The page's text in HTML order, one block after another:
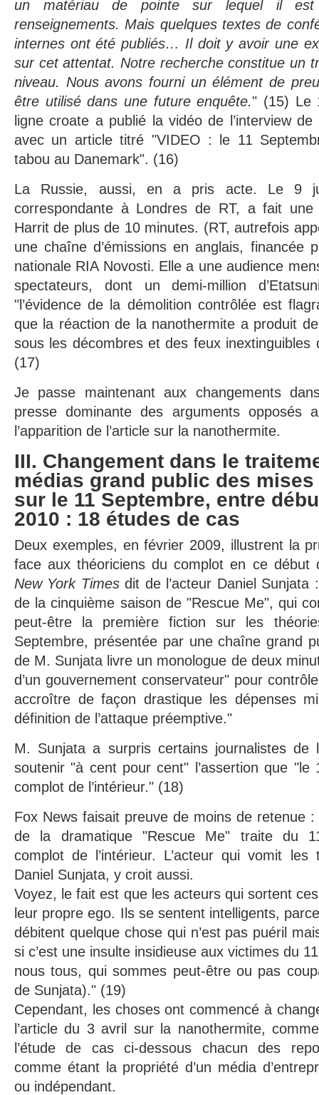
un matériau de pointe sur lequel il est
renseignements. Mais quelques textes de
internes ont été publiés… Il doit y avoir une
sur cet attentat. Notre recherche constitue un
niveau. Nous avons fourni un élément de
être utilisé dans une future enquête." (15) Le
ligne croate a publié la vidéo de l’interview
avec un article titré "VIDEO : le 11
tabou au Danemark". (16)
La Russie, aussi, en a pris acte. Le 9
correspondante à Londres de RT, a fait
Harrit de plus de 10 minutes. (RT, autrefois
une chaîne d’émissions en anglais, financée
nationale RIA Novosti. Elle a une audience
spectateurs, dont un demi-million
"l’évidence de la démolition contrôlée est
que la réaction de la nanothermite a produit
sous les décombres et des feux inextinguibles
(17)
Je passe maintenant aux changements
presse dominante des arguments opposés
l’apparition de l’article sur la nanothermite.
III. Changement dans le
médias grand public des
sur le 11 Septembre, entre
2010 : 18 études de cas
Deux exemples, en février 2009, illustrent la
face aux théoriciens du complot en ce début
New York Timesdit de l’acteur Daniel Sunjata
de la cinquième saison de "Rescue Me", qui
peut-être la première fiction sur les
Septembre, présentée par une chaîne grand
de M. Sunjata livre un monologue de deux
d’un gouvernement conservateur" pour
accroître de façon drastique les dépenses
définition de l’attaque préemptive."
M. Sunjata a surpris certains journalistes de
soutenir "à cent pour cent" l’assertion que "le
complot de l’intérieur." (18)
Fox News faisait preuve de moins de retenue :
de la dramatique "Rescue Me" traite du
complot de l’intérieur. L’acteur qui vomit
Daniel Sunjata, y croit aussi.
Voyez, le fait est que les acteurs qui sortent
leur propre ego. Ils se sentent intelligents,
débitent quelque chose qui n’est pas puéril
si c’est une insulte insidieuse aux victimes du
nous tous, qui sommes peut-être ou pas
de Sunjata)." (19)
Cependant, les choses ont commencé à
l’article du 3 avril sur la nanothermite,
l’étude de cas ci-dessous chacun des
comme étant la propriété d’un média
ou indépendant.